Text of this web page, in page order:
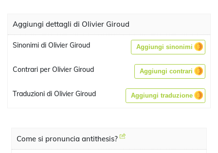
Aggiungi dettagli di Olivier Giroud
Sinonimi di Olivier Giroud Aggiungi sinonimi
Contrari per Olivier Giroud Aggiungi contrari
Traduzioni di Olivier Giroud Aggiungi traduzione
Come si pronuncia antithesis?